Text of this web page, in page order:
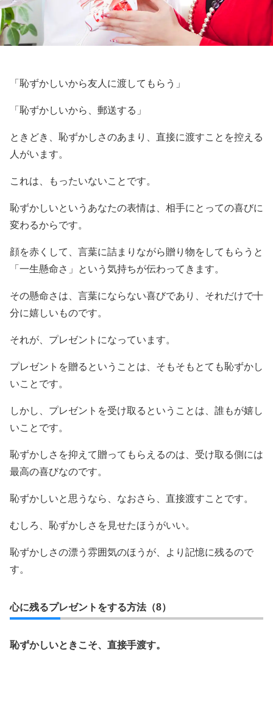
「恥ずかしいから友人に渡してもらう」
「恥ずかしいから、郵送する」
ときどき、恥ずかしさのあまり、直接に渡すことを控える
人がいます。
これは、もったいないことです。
恥ずかしいというあなたの表情は、相手にとっての喜びに
変わるからです。
顔を赤くして、言葉に詰まりながら贈り物をしてもらうと
「一生懸命さ」という気持ちが伝わってきます。
その懸命さは、言葉にならない喜びであり、それだけで十
分に嬉しいものです。
それが、プレゼントになっています。
プレゼントを贈るということは、そもそもとても恥ずかし
いことです。
しかし、プレゼントを受け取るということは、誰もが嬉し
いことです。
恥ずかしさを抑えて贈ってもらえるのは、受け取る側には
最高の喜びなのです。
恥ずかしいと思うなら、なおさら、直接渡すことです。
むしろ、恥ずかしさを見せたほうがいい。
恥ずかしさの漂う雰囲気のほうが、より記憶に残るので
す。
心に残るプレゼントをする方法（8）
恥ずかしいときこそ、直接手渡す。